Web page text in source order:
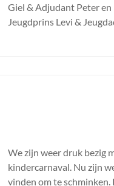
Giel & Adjudant Peter en
Jeugdprins Levi &
We zijn weer druk bezig
kindercarnaval. Nu zijn
vinden om te schminken.